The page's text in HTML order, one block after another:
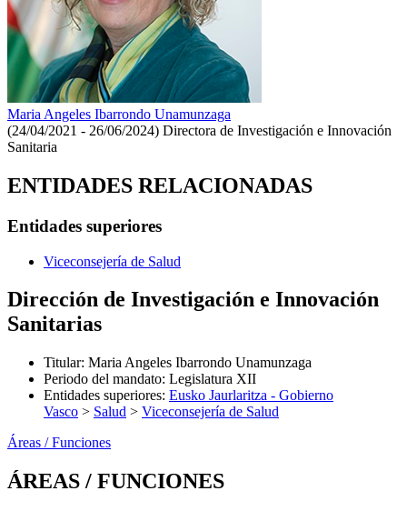
Maria Angeles Ibarrondo Unamunzaga
(24/04/2021 - 26/06/2024) Directora de Investigación e Innovación
Sanitaria
ENTIDADES RELACIONADAS
Entidades superiores
Viceconsejería de Salud
Dirección de Investigación e Innovación
Sanitarias
Titular: Maria Angeles Ibarrondo Unamunzaga
Periodo del mandato: Legislatura XII
Entidades superiores: Eusko Jaurlaritza - Gobierno
Vasco > Salud > Viceconsejería de Salud
Áreas / Funciones
ÁREAS / FUNCIONES